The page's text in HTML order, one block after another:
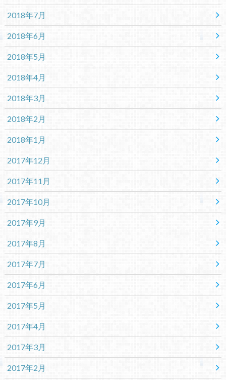
2018年7月
2018年6月
2018年5月
2018年4月
2018年3月
2018年2月
2018年1月
2017年12月
2017年11月
2017年10月
2017年9月
2017年8月
2017年7月
2017年6月
2017年5月
2017年4月
2017年3月
2017年2月